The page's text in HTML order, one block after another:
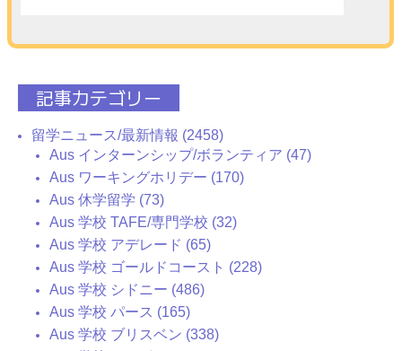
記事カテゴリー
留学ニュース/最新情報 (2458)
Aus インターンシップ/ボランティア (47)
Aus ワーキングホリデー (170)
Aus 休学留学 (73)
Aus 学校 TAFE/専門学校 (32)
Aus 学校 アデレード (65)
Aus 学校 ゴールドコースト (228)
Aus 学校 シドニー (486)
Aus 学校 パース (165)
Aus 学校 ブリスベン (338)